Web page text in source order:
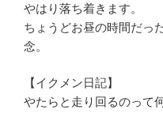
やはり落ち着きます。
ちょうどお昼の時間だっ
念。
【イクメン日記】
やたらと走り回るのって